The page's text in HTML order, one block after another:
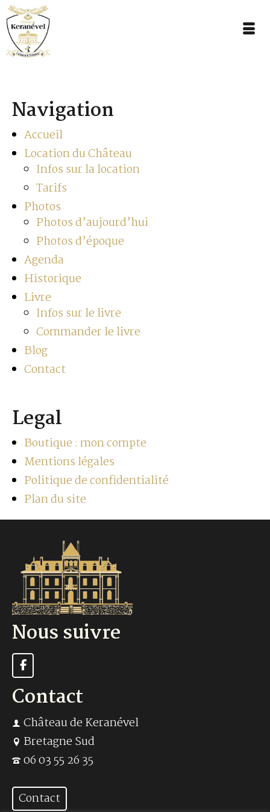
Navigation
Accueil
Location du Château
Infos sur la location
Tarifs
Photos
Photos d’aujourd’hui
Photos d’époque
Agenda
Historique
Livre
Infos sur le livre
Commander le livre
Blog
Contact
Legal
Boutique : mon compte
Mentions légales
Politique de confidentialité
Plan du site
Nous suivre
Contact
Château de Keranével
Bretagne Sud
06 03 55 26 35
Contact